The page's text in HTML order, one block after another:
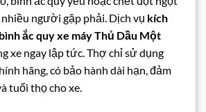
người gặp phải. Dịch vụ kích
ắc quy xe máy Thủ Dầu Một
xe ngay lập tức. Thợ chỉ sử dụng
hãng, có bảo hành dài hạn, đảm
tuổi thọ cho xe.